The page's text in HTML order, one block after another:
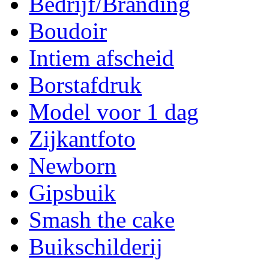
Boudoir
Intiem afscheid
Borstafdruk
Model voor 1 dag
Zijkantfoto
Newborn
Gipsbuik
Smash the cake
Buikschilderij